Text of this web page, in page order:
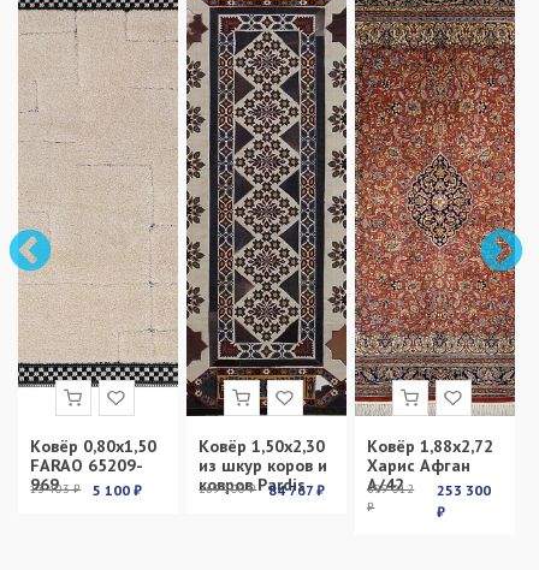
Ковёр 0,80х1,50
FARAO 65209-
969
13 403 ₽ 5 100 ₽
Ковёр 1,50х2,30
из шкур коров и
ковров Pardis
269 100 ₽ 84 767 ₽
Ковёр 1,88х2,72
Харис Афган
А/42
899 012
₽
253 300
₽